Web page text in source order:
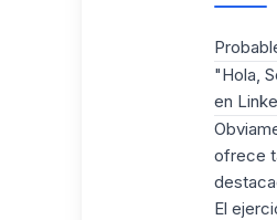
"Hola,
en
ofrece
El